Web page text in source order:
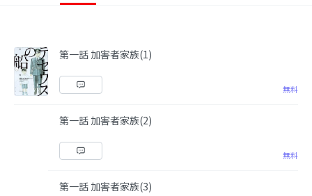
第一話 加害者家族(1)
無料
第一話 加害者家族(2)
無料
第一話 加害者家族(3)